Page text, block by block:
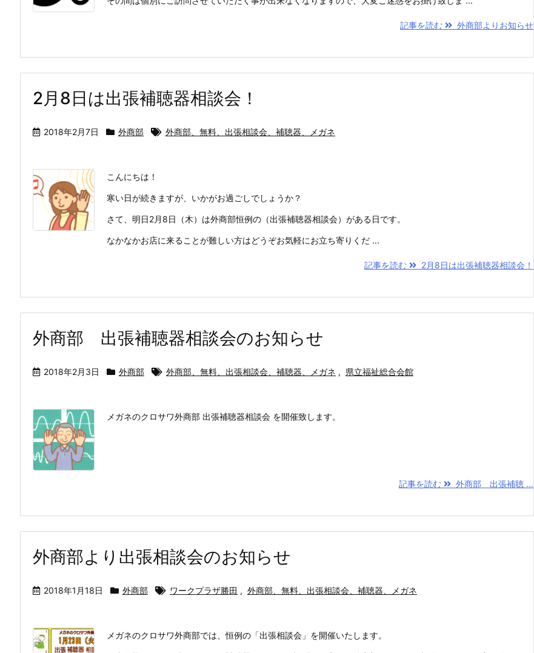
記事を読む 外商部よりお知らせ
2月8日は出張補聴器相談会！
2018年2月7日 外商部 外商部、無料、出張相談会、補聴器、メガネ
こんにちは！
寒い日が続きますが、いかがお過ごしでしょうか？
さて、明日2月8日（木）は外商部恒例の（出張補聴器相談会）がある日です。
なかなかお店に来ることが難しい方はどうぞお気軽にお立ち寄りくだ ...
記事を読む 2月8日は出張補聴器相談会！
外商部 出張補聴器相談会のお知らせ
2018年2月3日 外商部 外商部、無料、出張相談会、補聴器、メガネ , 県立福祉総合会館
メガネのクロサワ外商部 出張補聴器相談会 を開催致します。
記事を読む 外商部 出張補聴 ...
外商部より出張相談会のお知らせ
2018年1月18日 外商部 ワークプラザ勝田 , 外商部、無料、出張相談会、補聴器、メガネ
メガネのクロサワ外商部では、恒例の「出張相談会」を開催いたします。